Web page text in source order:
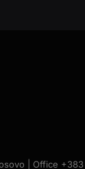
| Office